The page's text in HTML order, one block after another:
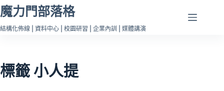
跳
至
主
容
魔力門部落格
結構化佈線 | 資料中心 | 校園研習 | 企業內訓 | 媒體講演
標籤小人提